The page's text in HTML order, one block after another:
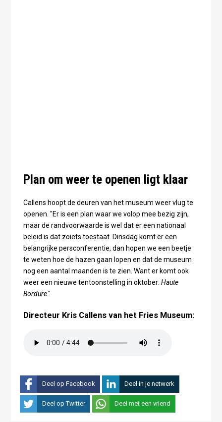
Plan om weer te openen ligt klaar
Callens hoopt de deuren van het museum weer vlug te
openen. "Er is een plan waar we volop mee bezig zijn,
maar de randvoorwaarde is wel dat er een nationaal
beleid is dat zoiets toestaat. Dinsdag komt er een
belangrijke persconferentie, dan hopen we een beetje
te weten hoe de hazen gaan lopen en dat de museum
nog een aantal maanden is te zien. Want er komt ook
weer een nieuwe tentoonstelling in oktober: Haute
Bordure."
Directeur Kris Callens van het Fries Museum:
Deel op Facebook Deel in je netwerk
Deel op Twitter Deel met een vriend